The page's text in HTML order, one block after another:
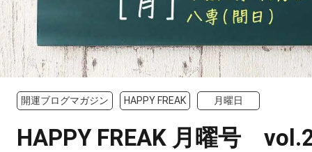
開運ブログマガジン HAPPY FREAK 月曜日
HAPPY FREAK 月曜号